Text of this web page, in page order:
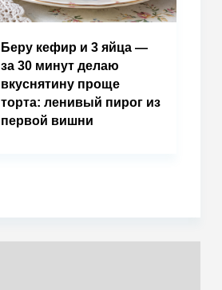
Беру кефир и 3 яйца —
за 30 минут делаю
вкуснятину проще
торта: ленивый пирог из
первой вишни